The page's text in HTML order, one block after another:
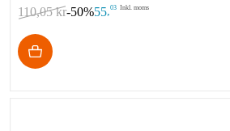
110,05 kr-50%55,03 Inkl. moms